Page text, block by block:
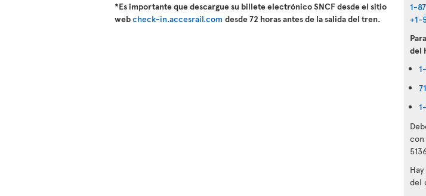
*Es importante que descargue su billete electrónico SNCF desde el sitio
webcheck-in.accesrail.com desde 72 horas antes de la salida del tren.
1-
+1-
del
del